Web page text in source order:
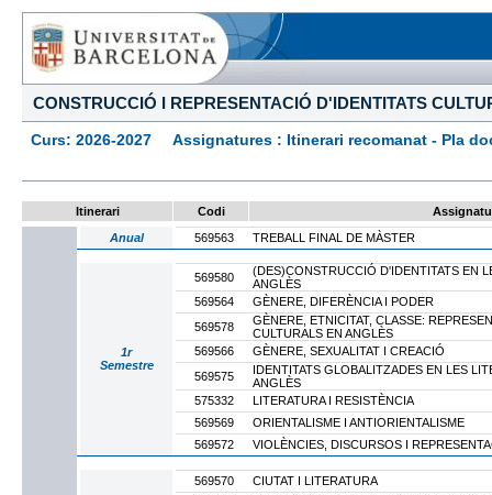
CONSTRUCCIÓ I REPRESENTACIÓ D'IDENTITATS
Curs: 2026-2027 Assignatures : Itinerari recomanat - Pla
Itinerari Codi
Anual
569563 TREBALL FINAL DE MÀSTER
1r
Semestre
569580
(DES)CONSTRUCCIÓ D'IDENTITATS EN
ANGLÈS
569564
GÈNERE, DIFERÈNCIA I PODER
569578
GÈNERE, ETNICITAT, CLASSE:
CULTURALS EN ANGLÈS
569566
GÈNERE, SEXUALITAT I CREACIÓ
569575
IDENTITATS GLOBALITZADES EN LES
ANGLÈS
575332
LITERATURA I RESISTÈNCIA
569569
ORIENTALISME I ANTIORIENTALISME
569572
VIOLÈNCIES, DISCURSOS I
569570
CIUTAT I LITERATURA